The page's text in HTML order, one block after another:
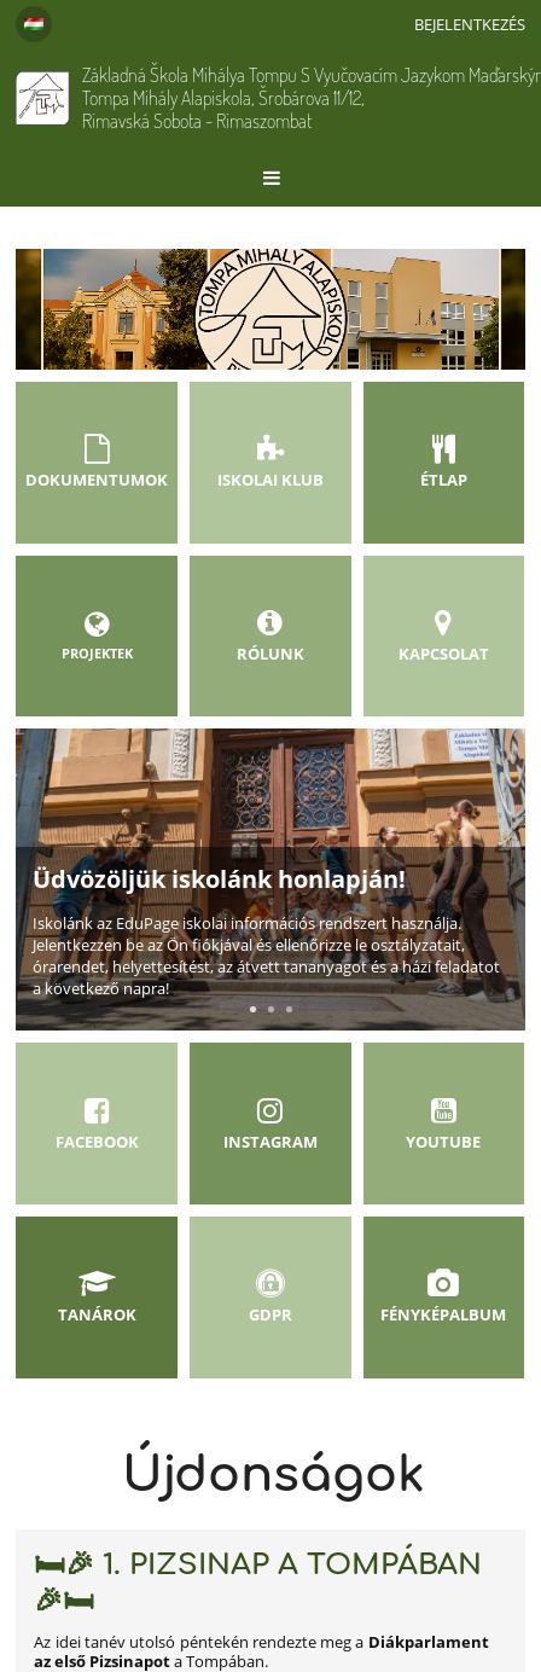
BEJELENTKEZÉS
Základná Škola Mihálya Tompu S Vyučovacím Jazykom
Tompa Mihály Alapiskola, Šrobárova 11/12,
Rimavská Sobota - Rimaszombat
Főoldal
DOKUMENTUMOK ISKOLAI KLUB ÉTLAP
PROJEKTEK RÓLUNK KAPCSOLAT
FACEBOOK INSTAGRAM YOUTUBE
TANÁROK GDPR FÉNYKÉPALBUM
Üdvözöljük iskolánk honlapján!
Iskolánk az EduPage iskolai információs rendszert használja.
Jelentkezzen be az Ön fiókjával és ellenőrizze le osztályzatait,
órarendet, helyettesítést, az átvett tananyagot és a házi feladatot
a következő napra!
Újdonságok
🛏️🎉 1. PIZSINAP A TOMPÁBAN
🎉🛏️
Az idei tanév utolsó péntekén rendezte meg a Diákparlament
az első Pizsinapota Tompában.